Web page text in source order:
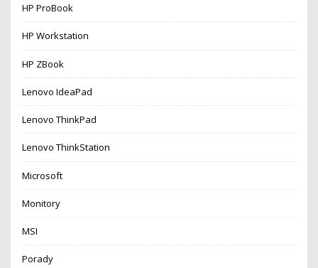
HP ProBook
HP Workstation
HP ZBook
Lenovo IdeaPad
Lenovo ThinkPad
Lenovo ThinkStation
Microsoft
Monitory
MSI
Porady